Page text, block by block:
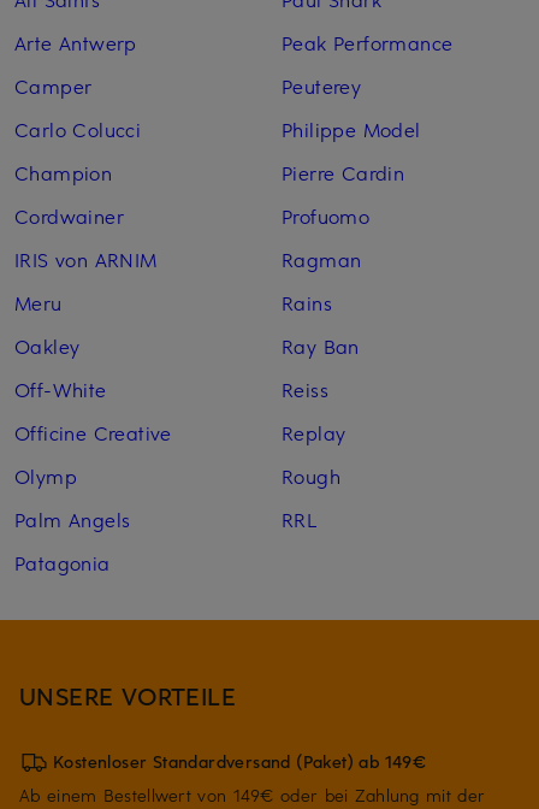
Arte Antwerp
Camper
Carlo Colucci
Champion
Cordwainer
IRIS von ARNIM
Meru
Oakley
Off-White
Officine Creative
Olymp
Palm Angels
Patagonia
Peak Performance
Peuterey
Philippe Model
Pierre Cardin
Profuomo
Ragman
Rains
Ray Ban
Reiss
Replay
Rough
RRL
UNSERE VORTEILE
Kostenloser Standardversand (Paket) ab 149€
Ab einem Bestellwert von 149€ oder bei Zahlung mit der